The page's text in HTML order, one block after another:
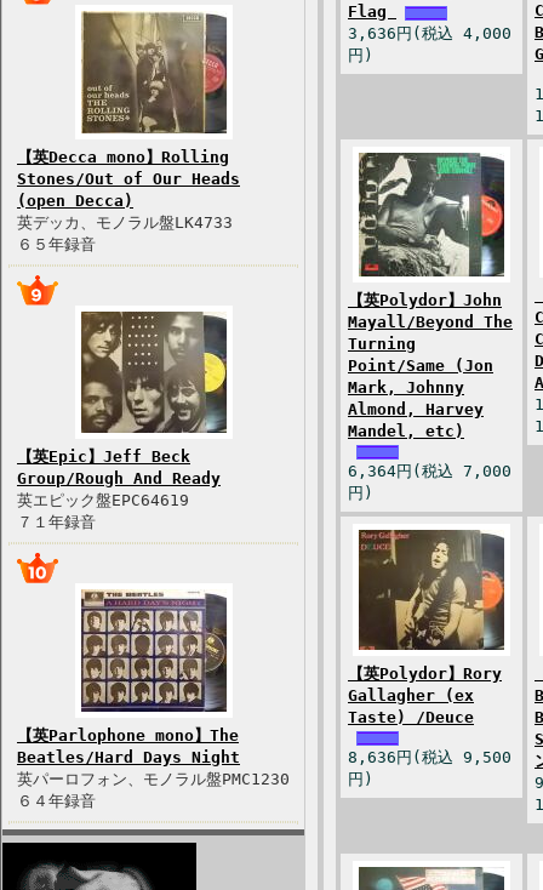
【英Decca mono】Rolling
Stones/Out of Our Heads
(open Decca)
英デッカ、モノラル盤LK4733
６５年録音
【英Epic】Jeff Beck
Group/Rough And Ready
英エピック盤EPC64619
７１年録音
【英Parlophone mono】The
Beatles/Hard Days Night
英パーロフォン、モノラル盤PMC1230
６４年録音
Flag
3,636円(税込 4,000
円)
【英Polydor】John
Mayall/Beyond The
Turning
Point/Same (Jon
Mark, Johnny
Almond, Harvey
Mandel, etc)
6,364円(税込 7,000
円)
【英Polydor】Rory
Gallagher (ex
Taste) /Deuce
8,636円(税込 9,500
円)